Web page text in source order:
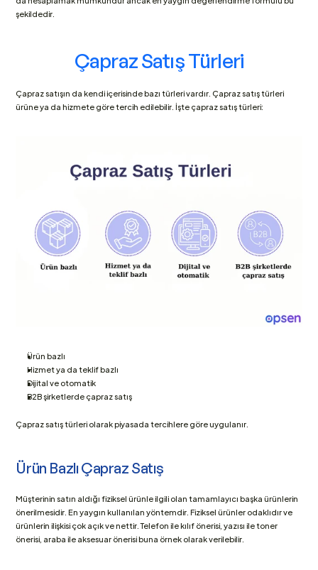
şekildedir.
Çapraz Satış Türleri
Çapraz satışın da kendi içerisinde bazı türleri vardır. Çapraz satış türleri
ürüne ya da hizmete göre tercih edilebilir. İşte çapraz satış türleri:
Ürün bazlı
Hizmet ya da teklif bazlı
Dijital ve otomatik
B2B şirketlerde çapraz satış
Çapraz satış türleri olarak piyasada tercihlere göre uygulanır.
Ürün Bazlı Çapraz Satış
Müşterinin satın aldığı fiziksel ürünle ilgili olan tamamlayıcı başka ürünlerin
önerilmesidir. En yaygın kullanılan yöntemdir. Fiziksel ürünler odaklıdır ve
ürünlerin ilişkisi çok açık ve nettir. Telefon ile kılıf önerisi, yazısı ile toner
önerisi, araba ile aksesuar önerisi buna örnek olarak verilebilir.